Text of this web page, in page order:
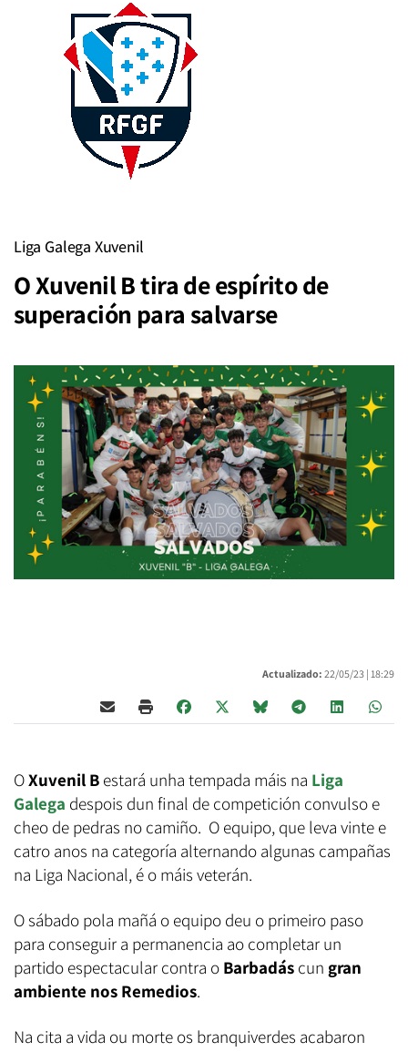
Liga Galega Xuvenil
O Xuvenil B tira de espírito de
superación para salvarse
Actualizado: 22/05/23 | 18:29
OXuvenil B estará unha tempada máis na Liga
Galega despois dun final de competición convulso e
cheo de pedras no camiño. O equipo, que leva vinte e
catro anos na categoría alternando algunas campañas
na Liga Nacional, é o máis veterán.
O sábado pola mañá o equipo deu o primeiro paso
para conseguir a permanencia ao completar un
partido espectacular contra o Barbadás cun gran
ambiente nos Remedios.
Na cita a vida ou morte os branquiverdes acabaron